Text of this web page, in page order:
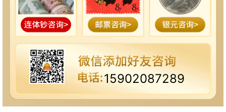
15902087289